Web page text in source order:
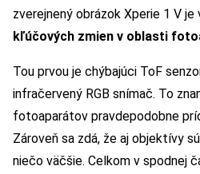
zverejnený obrázok Xperie 1 V
kľúčových zmien v oblasti
Tou prvou je chýbajúci ToF
infračervený RGB snímač. To
fotoaparátov pravdepodobne
Zároveň sa zdá, že aj objektívy
niečo väčšie. Celkom v spodnej